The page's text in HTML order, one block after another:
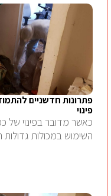
פתרונות חדשניים
פינוי
כאשר מדובר בפינוי של
השימוש במכולות